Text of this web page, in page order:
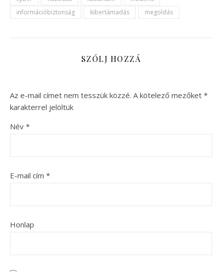
információbiztonság
kibertámadás megoldás
SZÓLJ HOZZÁ
Az e-mail címet nem tesszük közzé. A kötelező mezőket *
karakterrel jelöltük
Név *
E-mail cím *
Honlap